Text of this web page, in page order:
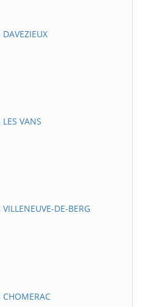
VANS
DE-BERG